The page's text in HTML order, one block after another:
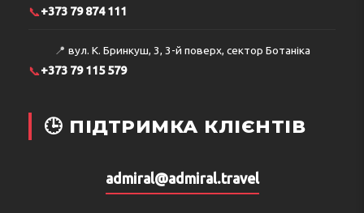
📞+373 79 874 111
📍 вул. К. Бринкуш, 3, 3-й поверх, сектор Ботаніка
📞+373 79 115 579
🕒 ПІДТРИМКА КЛІЄНТІВ
admiral@admiral.travel